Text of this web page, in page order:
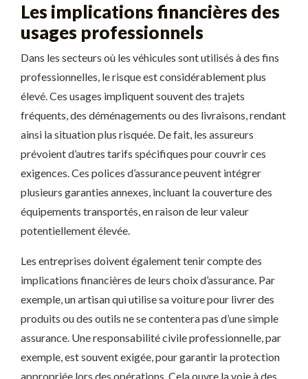
Les implications financières des
usages professionnels
Dans les secteurs où les véhicules sont utilisés à des fins
professionnelles, le risque est considérablement plus
élevé. Ces usages impliquent souvent des trajets
fréquents, des déménagements ou des livraisons, rendant
ainsi la situation plus risquée. De fait, les assureurs
prévoient d’autres tarifs spécifiques pour couvrir ces
exigences. Ces polices d’assurance peuvent intégrer
plusieurs garanties annexes, incluant la couverture des
équipements transportés, en raison de leur valeur
potentiellement élevée.
Les entreprises doivent également tenir compte des
implications financières de leurs choix d’assurance. Par
exemple, un artisan qui utilise sa voiture pour livrer des
produits ou des outils ne se contentera pas d’une simple
assurance. Une responsabilité civile professionnelle, par
exemple, est souvent exigée, pour garantir la protection
appropriée lors des opérations. Cela ouvre la voie à des